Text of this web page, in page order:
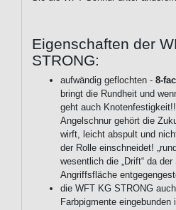
Eigenschaften der
STRONG:
aufwändig geflochten - 8-
bringt die Rundheit und
geht auch Knotenfestigkeit!!
Angelschnur gehört die
wirft, leicht abspult und
der Rolle einschneidet!
wesentlich die „Drift“ da
Angriffsfläche
die WFT KG STRONG auch
Farbpigmente